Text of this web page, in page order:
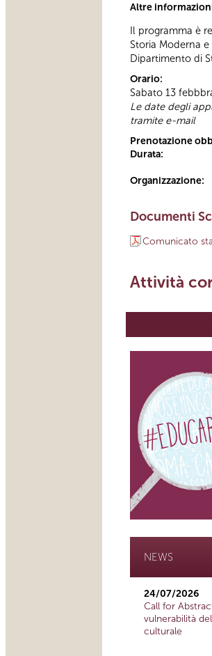
Altre
Il programma è
Storia Moderna
Dipartimento di
Orario:
Sabato 13
Le date degli
tramite e-mail
Prenotazione
Durata:
Organizzazione:
Documenti
Comunicato
Attività
NEWS
24/07/2026
Call for
vulnerabilità
culturale